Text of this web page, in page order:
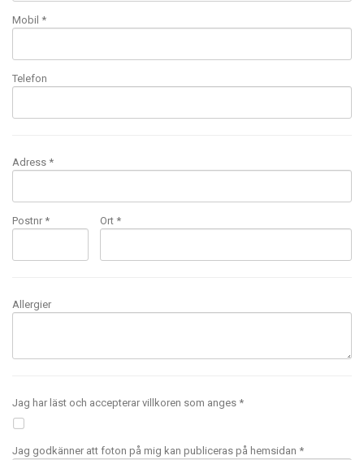
Mobil *
Telefon
Adress *
Postnr * Ort *
Allergier
Jag har läst och accepterar villkoren som anges *
Jag godkänner att foton på mig kan publiceras på hemsidan *